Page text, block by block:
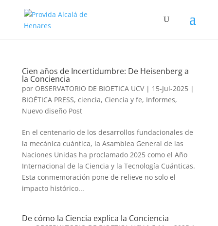
Cien años de Incertidumbre: De Heisenberg a
la Conciencia
por OBSERVATORIO DE BIOETICA UCV| 15-Jul-2025|
BIOÉTICA PRESS, ciencia, Ciencia y fe, Informes,
Nuevo diseño Post
En el centenario de los desarrollos fundacionales de
la mecánica cuántica, la Asamblea General de las
Naciones Unidas ha proclamado 2025 como el Año
Internacional de la Ciencia y la Tecnología Cuánticas.
Esta conmemoración pone de relieve no solo el
impacto histórico...
De cómo la Ciencia explica la Conciencia